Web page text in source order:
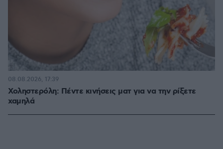
Χοληστερόλη: Πέντε κινήσεις ματ για να την ρίξετε
χαμηλά
08.08.2026, 17:39